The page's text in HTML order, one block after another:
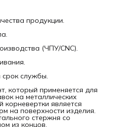
продукции.
(ЧПУ/CNC).
срок службы.
который применяется для
на металлических
корневертки является
на поверхности изделия.
стержня со
из концов.